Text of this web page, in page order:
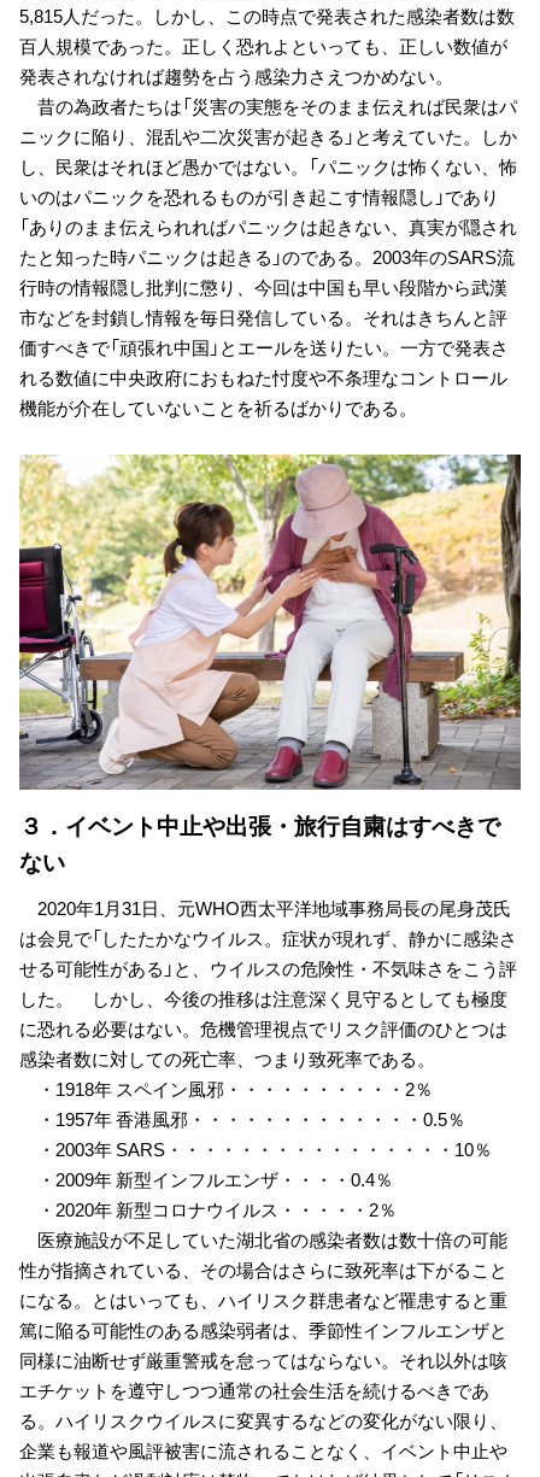
5,815人だった。しかし、この時点で発表された感染者数は数
百人規模であった。正しく恐れよといっても、正しい数値が
発表されなければ趨勢を占う感染力さえつかめない。
昔の為政者たちは「災害の実態をそのまま伝えれば民衆はパ
ニックに陥り、混乱や二次災害が起きる」と考えていた。しか
し、民衆はそれほど愚かではない。「パニックは怖くない、怖
いのはパニックを恐れるものが引き起こす情報隠し」であり
「ありのまま伝えられればパニックは起きない、真実が隠され
たと知った時パニックは起きる」のである。2003年のSARS流
行時の情報隠し批判に懲り、今回は中国も早い段階から武漢
市などを封鎖し情報を毎日発信している。それはきちんと評
価すべきで「頑張れ中国」とエールを送りたい。一方で発表さ
れる数値に中央政府におもねた忖度や不条理なコントロール
機能が介在していないことを祈るばかりである。
３．イベント中止や出張・旅行自粛はすべきで
ない
2020年1月31日、元WHO西太平洋地域事務局長の尾身茂氏
は会見で「したたかなウイルス。症状が現れず、静かに感染さ
せる可能性がある」と、ウイルスの危険性・不気味さをこう評
した。 しかし、今後の推移は注意深く見守るとしても極度
に恐れる必要はない。危機管理視点でリスク評価のひとつは
感染者数に対しての死亡率、つまり致死率である。
・1918年 スペイン風邪・・・・・・・・・・2％
・1957年 香港風邪・・・・・・・・・・・・・0.5％
・2003年 SARS・・・・・・・・・・・・・・・・10％
・2009年 新型インフルエンザ・・・・0.4％
・2020年 新型コロナウイルス・・・・・2％
医療施設が不足していた湖北省の感染者数は数十倍の可能
性が指摘されている、その場合はさらに致死率は下がること
になる。とはいっても、ハイリスク群患者など罹患すると重
篤に陥る可能性のある感染弱者は、季節性インフルエンザと
同様に油断せず厳重警戒を怠ってはならない。それ以外は咳
エチケットを遵守しつつ通常の社会生活を続けるべきであ
る。ハイリスクウイルスに変異するなどの変化がない限り、
企業も報道や風評被害に流されることなく、イベント中止や